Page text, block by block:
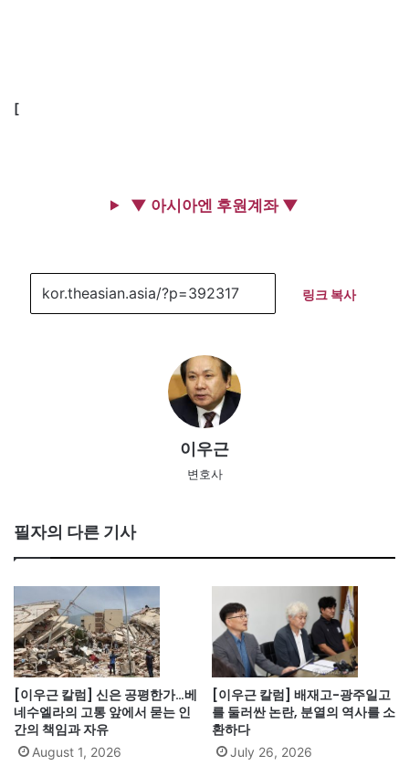
[
▼ 아시아엔 후원계좌 ▼
링크 복사
이우근
변호사
필자의 다른 기사
[이우근 칼럼] 신은 공평한가…베
네수엘라의 고통 앞에서 묻는 인
간의 책임과 자유
August 1, 2026
[이우근 칼럼] 배재고-광주일고
를 둘러싼 논란, 분열의 역사를 소
환하다
July 26, 2026